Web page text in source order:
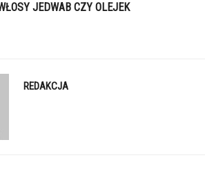
JEDWAB CZY OLEJEK
REDAKCJA